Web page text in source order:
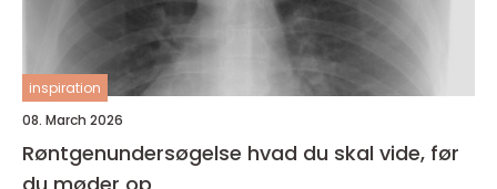
inspiration
08. March 2026
Røntgenundersøgelse hvad du skal vide, før